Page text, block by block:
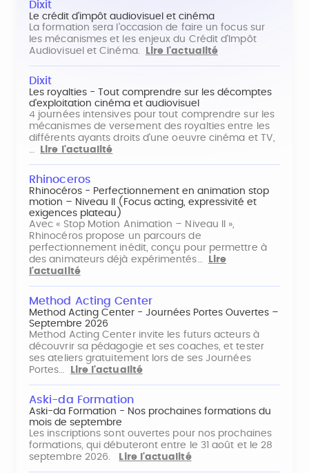
Dixit
Le crédit d'impôt audiovisuel et cinéma
La formation sera l'occasion de faire un focus sur
les mécanismes et les enjeux du Crédit d'Impôt
Audiovisuel et Cinéma.
Lire l'actualité
Dixit
Les royalties - Tout comprendre sur les décomptes
d'exploitation cinéma et audiovisuel
4 journées intensives pour tout comprendre sur les
mécanismes de versement des royalties entre les
différents ayants droits d'une oeuvre cinéma et TV,
…
Lire l'actualité
Rhinoceros
Rhinocéros - Perfectionnement en animation stop
motion – Niveau II (Focus acting, expressivité et
exigences plateau)
Avec « Stop Motion Animation – Niveau II »,
Rhinocéros propose un parcours de
perfectionnement inédit, conçu pour permettre à
des animateurs déjà expérimentés…
Lire
l'actualité
Method Acting Center
Method Acting Center - Journées Portes Ouvertes –
Septembre 2026
Method Acting Center invite les futurs acteurs à
découvrir sa pédagogie et ses coaches, et tester
ses ateliers gratuitement lors de ses Journées
Portes…
Lire l'actualité
Aski-da Formation
Aski-da Formation - Nos prochaines formations du
mois de septembre
Les inscriptions sont ouvertes pour nos prochaines
formations, qui débuteront entre le 31 août et le 28
septembre 2026.
Lire l'actualité